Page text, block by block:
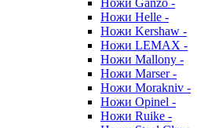
Ножи Ganzo -
Ножи Helle -
Ножи Kershaw -
Ножи LEMAX -
Ножи Mallony -
Ножи Marser -
Ножи Morakniv -
Ножи Opinel -
Ножи Ruike -